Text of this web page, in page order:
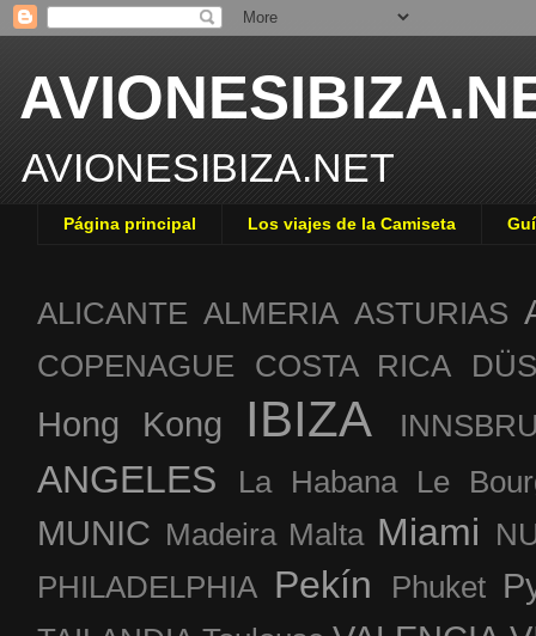
AVIONESIBIZA.NET
Página principal Los viajes de la Camiseta
ALICANTE ALMERIA ASTURIAS
COPENAGUE COSTA RICA
Hong Kong IBIZA
ANGELES La Habana Le
MUNIC Madeira Malta Miami
PHILADELPHIA Pekín Phuket